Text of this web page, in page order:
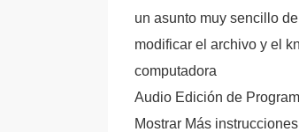
un asunto muy sencillo
modificar el archivo y el
computadora
Audio Edición de
Mostrar Más instrucciones